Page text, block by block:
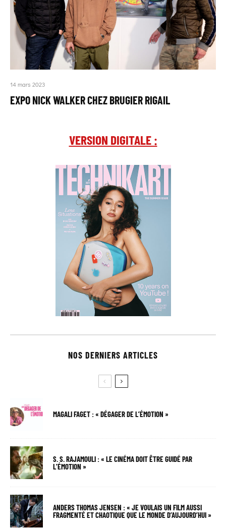
14 mars 2023
EXPO NICK WALKER CHEZ BRUGIER RIGAIL
VERSION DIGITALE :
NOS DERNIERS ARTICLES
MAGALI FAGET : « DÉGAGER DE L’ÉMOTION »
S. S. RAJAMOULI : « LE CINÉMA DOIT ÊTRE GUIDÉ PAR
L’ÉMOTION »
ANDERS THOMAS JENSEN : « JE VOULAIS UN FILM AUSSI
FRAGMENTÉ ET CHAOTIQUE QUE LE MONDE D’AUJOURD’HUI »